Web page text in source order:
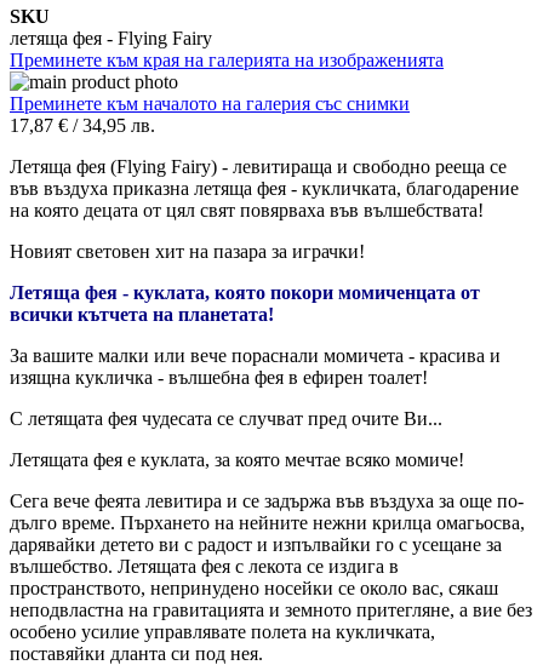
SKU
летяща фея - Flying Fairy
Преминете към края на галерията на изображенията
Преминете към началото на галерия със снимки
17,87 € /34,95 лв.
Летяща фея (Flying Fairy) - левитираща и свободно рееща се
във въздуха приказна летяща фея - кукличката, благодарение
на която децата от цял свят повярваха във вълшебствата!
Новият световен хит на пазара за играчки!
Летяща фея - куклата, която покори момиченцата от
всички кътчета на планетата!
За вашите малки или вече пораснали момичета - красива и
изящна кукличка - вълшебна фея в ефирен тоалет!
С летящата фея чудесата се случват пред очите Ви...
Летящата фея е куклата, за която мечтае всяко момиче!
Сега вече феята левитира и се задържа във въздуха за още по-
дълго време. Пърхането на нейните нежни крилца омагьосва,
дарявайки детето ви с радост и изпълвайки го с усещане за
вълшебство. Летящата фея с лекота се издига в
пространството, непринудено носейки се около вас, сякаш
неподвластна на гравитацията и земното притегляне, а вие без
особено усилие управлявате полета на кукличката,
поставяйки дланта си под нея.